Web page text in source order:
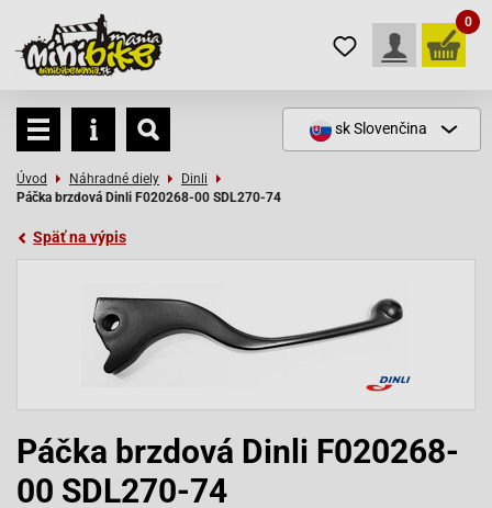
0
skSlovenčina
Úvod Náhradné diely
Dinli
Páčka brzdová Dinli F020268-00 SDL270-74
Späť na výpis
Páčka brzdová Dinli F020268-
00 SDL270-74